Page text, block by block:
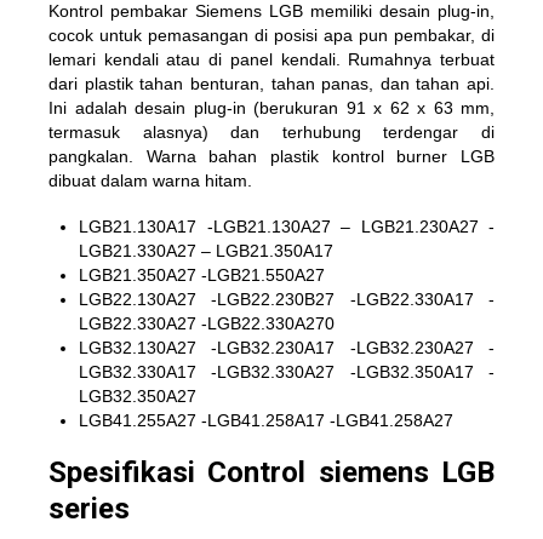
Kontrol pembakar Siemens LGB memiliki desain plug-in,
cocok untuk pemasangan di posisi apa pun pembakar, di
lemari kendali atau di panel kendali. Rumahnya terbuat
dari plastik tahan benturan, tahan panas, dan tahan api.
Ini adalah desain plug-in (berukuran 91 x 62 x 63 mm,
termasuk alasnya) dan terhubung terdengar di
pangkalan. Warna bahan plastik kontrol burner LGB
dibuat dalam warna hitam.
LGB21.130A17 -LGB21.130A27 – LGB21.230A27 -
LGB21.330A27 – LGB21.350A17
LGB21.350A27 -LGB21.550A27
LGB22.130A27 -LGB22.230B27 -LGB22.330A17 -
LGB22.330A27 -LGB22.330A270
LGB32.130A27 -LGB32.230A17 -LGB32.230A27 -
LGB32.330A17 -LGB32.330A27 -LGB32.350A17 -
LGB32.350A27
LGB41.255A27 -LGB41.258A17 -LGB41.258A27
Spesifikasi Control siemens LGB
series